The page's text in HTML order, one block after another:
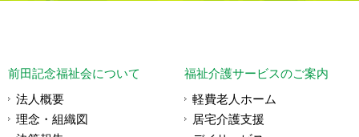
前田記念福祉会について
法人概要
理念・組織図
福祉介護サービスのご案内
軽費老人ホーム
居宅介護支援